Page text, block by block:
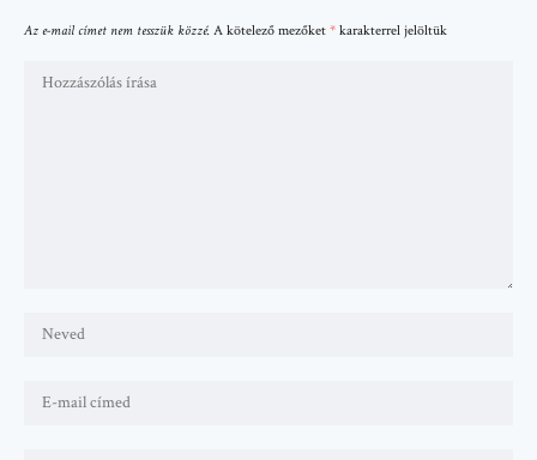
Az e-mail címet nem tesszük közzé. A kötelező mezőket * karakterrel jelöltük